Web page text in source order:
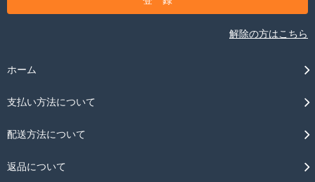
解除の方はこちら
ホーム
支払い方法について
配送方法について
返品について